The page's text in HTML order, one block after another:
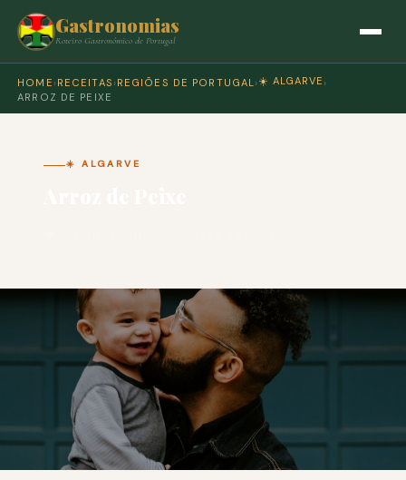
Gastronomias
Roteiro Gastronómico de Portugal
HOME › RECEITAS › REGIÕES DE PORTUGAL › ☀️ ALGARVE ›
ARROZ DE PEIXE
☀️ ALGARVE